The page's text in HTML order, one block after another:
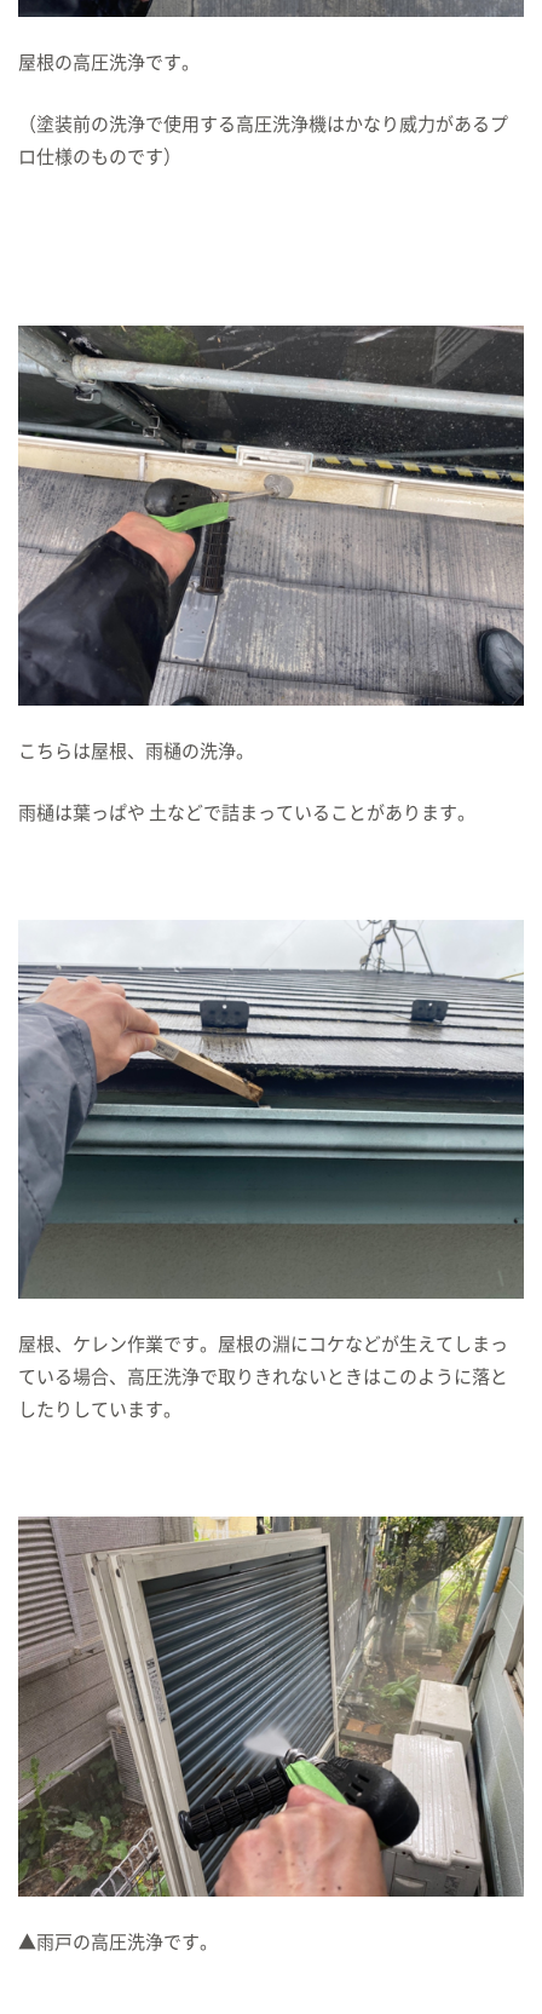
屋根の高圧洗浄です。
（塗装前の洗浄で使用する高圧洗浄機はかなり威力があるプ
ロ仕様のものです）
こちらは屋根、雨樋の洗浄。
雨樋は葉っぱや 土などで詰まっていることがあります。
屋根、ケレン作業です。屋根の淵にコケなどが生えてしまっ
ている場合、高圧洗浄で取りきれないときはこのように落と
したりしています。
▲雨戸の高圧洗浄です。